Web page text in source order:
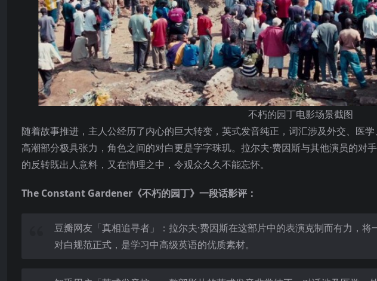
不朽的园丁电影场景截图
随着故事推进，主人公经历了内心的巨大转变，英式发音纯正，词汇涉及外交、医
高潮部分极具张力，角色之间的对白更是字字珠玑。拉尔夫·费因斯与其他演员的对
的反转既出人意料，又在情理之中，令观众久久不能忘怀。
The Constant Gardener《不朽的园丁》一段话影评：
豆瓣网友「真相追寻者」：拉尔夫·费因斯在这部片中的表演克制而有力，
对白规范正式，是学习中高级英语的优质素材。